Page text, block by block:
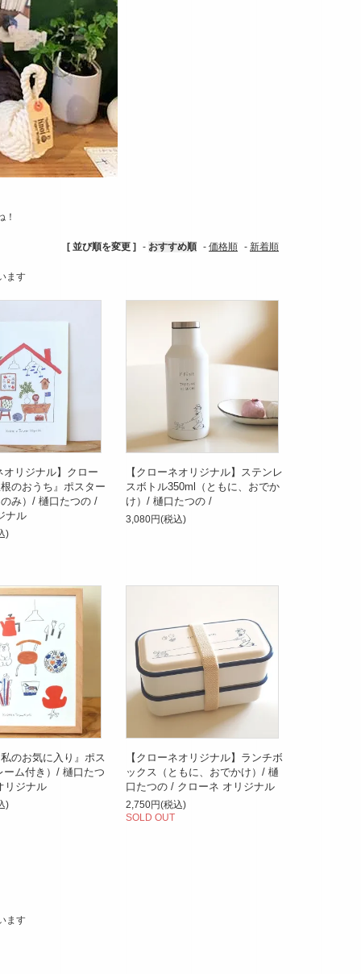
[ 並び順を変更 ] - おすすめ順 - 価格順 - 新着順
ます
オリジナル】クロー
のおうち』ポスター
み）/ 樋口たつの /
ナル
)
【クローネオリジナル】ステンレ
スボトル350ml（ともに、おでか
け）/ 樋口たつの /
3,080円(税込)
のお気に入り』ポス
ーム付き）/ 樋口たつ
リジナル
)
【クローネオリジナル】ランチボ
ックス（ともに、おでかけ）/ 樋
口たつの / クローネ オリジナル
2,750円(税込)
SOLD OUT
ます